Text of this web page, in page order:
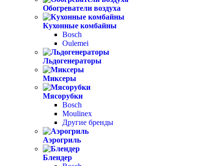
Обогреватели воздуха
Кухонные комбайны
Bosch
Oulemei
Льдогенераторы
Миксеры
Мясорубки
Bosch
Moulinex
Другие бренды
Аэрогриль
Блендер